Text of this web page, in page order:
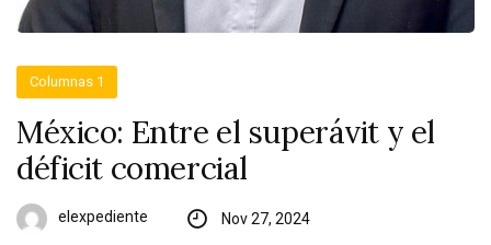
Columnas 1
México: Entre el superávit y el
déficit comercial
elexpediente Nov 27, 2024